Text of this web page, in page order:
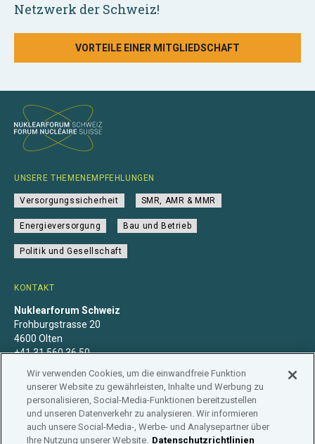
Netzwerk der Schweiz!
VORTEILE EINER MITGLIEDSCHAFT
KONTAKT
Nuklearforum Schweiz
Frohburgstrasse 20
4600 Olten
+41 31 560 36 50
UNSERE THEMENEMPFEHLUNGEN
Versorgungssicherheit SMR, AMR & MMR
Energieversorgung Bau und Betrieb
Politik und Gesellschaft
Datenschutzerklärung Impressum Mitgliedschaft
Wir verwenden Cookies, um die einwandfreie Funktion
unserer Website zu gewährleisten, Inhalte und Werbung zu
personalisieren, Social-Media-Funktionen bereitzustellen
und unseren Datenverkehr zu analysieren. Wir informieren
auch unsere Social-Media-, Werbe- und Analysepartner über
Ihre Nutzung unserer Website. Datenschutzrichtlinien